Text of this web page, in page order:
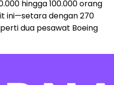
hingga 100.000 orang
ini—setara dengan 270
dua pesawat Boeing